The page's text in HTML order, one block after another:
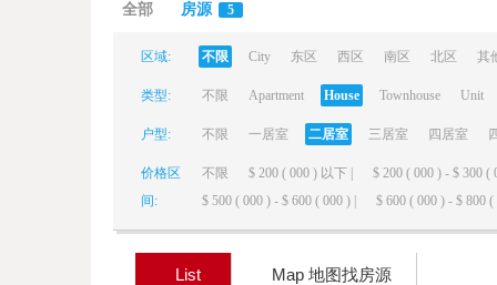
全部 房源 5
区域: 不限 City 东区 西区 南区 北区 其
类型: 不限 Apartment House Townhouse Unit
户型: 不限 一居室 二居室 三居室 四居室
价格区
间:
不限 $ 200 ( 000 ) 以下 |
$ 200 ( 000 ) - $ 300 (
$ 500 ( 000 ) - $ 600 ( 000 ) |
$ 600 ( 000 ) - $ 800 (
List Map 地图找房源